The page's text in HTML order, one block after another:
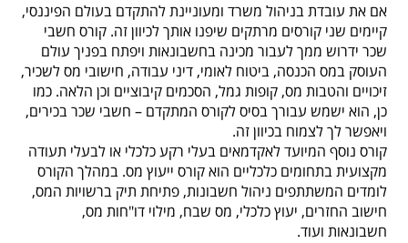
אם את עובדת בניהול משרד ומעוניינת להתקדם בעולם הפיננסי,
קיימים שני קורסים מרתקים שיפנו אותך לכיוון זה. קורס חשבי
שכר ידרוש ממך לעבור מכינה בחשבונאות ויפתח בפניך עולם
העוסק במס הכנסה, ביטוח לאומי, דיני עבודה, חישובי מס לשכיר,
זיכויים והטבות מס, קופות גמל, הסכמים קיבוציים וכן הלאה. כמו
כן, הוא ישמש עבורך בסיס לקורס המתקדם – חשבי שכר בכירים,
ויאפשר לך לצמוח בכיוון זה.
קורס נוסף המיועד לאקדמאים בעלי רקע כלכלי או לבעלי תעודה
מקצועית בתחומים כלכליים הואקורס ייעוץ מס. במהלך הקורס
לומדים המשתתפים ניהול חשבונות, פתיחת תיק ברשויות המס,
חישוב החזרים, יעוץ כלכלי, מס שבח, מילוי דו"חות מס,
חשבונאות ועוד.